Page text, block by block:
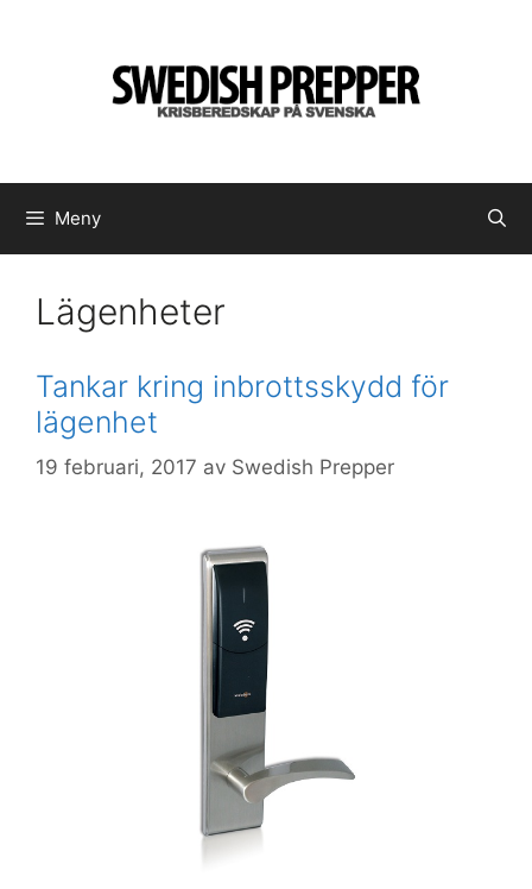
Meny
Lägenheter
Tankar kring inbrottsskydd för
lägenhet
19 februari, 2017 av Swedish Prepper